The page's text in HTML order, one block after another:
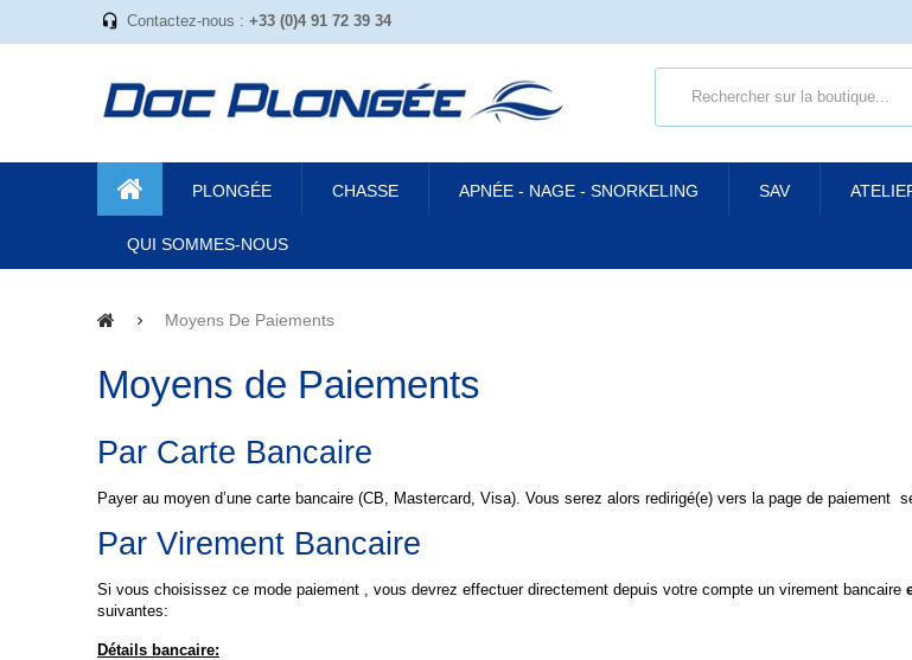
Contactez-nous : +33 (0)4 91 72 39 34
PLONGÉE CHASSE APNÉE - NAGE - SNORKELING SAV
QUI SOMMES-NOUS
Moyens De Paiements
Moyens de Paiements
Par Carte Bancaire
Payer au moyen d’une carte bancaire (CB, Mastercard, Visa). Vous serez alors redirigé(e) vers la page de paiement
Par Virement Bancaire
Si vous choisissez ce mode paiement , vous devrez effectuer directement depuis votre compte un virement bancaire
suivantes:
Détails bancaire: